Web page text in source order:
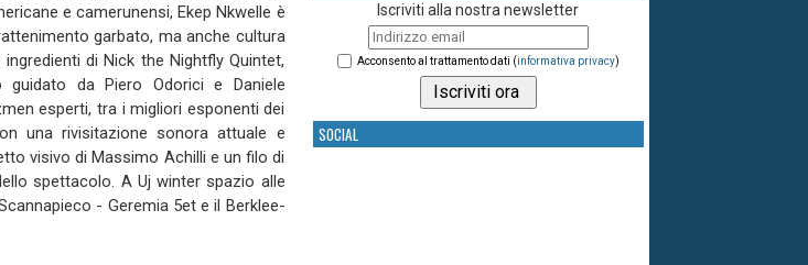
e camerunensi, Ekep Nkwelle è
garbato, ma anche cultura
di Nick the Nightfly Quintet,
da Piero Odorici e Daniele
esperti, tra i migliori esponenti dei
una rivisitazione sonora attuale e
visivo di Massimo Achilli e un filo di
spettacolo. A Uj winter spazio alle
- Geremia 5et e il Berklee-
Iscriviti alla nostra newsletter
Acconsento al trattamento dati (informativa privacy)
SOCIAL